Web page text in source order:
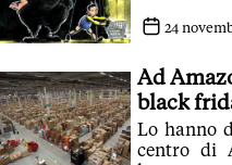
24
Ad
black
Lo hanno
centro di